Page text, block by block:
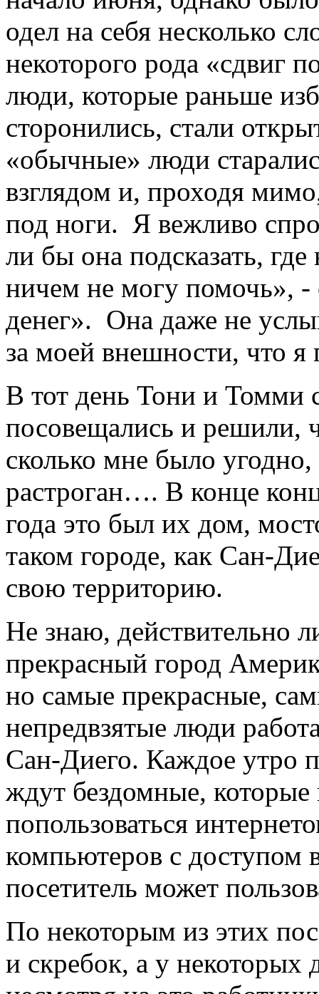
одел на себя несколько
некоторого рода «сдвиг
люди, которые раньше
сторонились, стали
«обычные» люди
взглядом и, проходя
под ноги. Я вежливо
ли бы она подсказать,
ничем не могу помочь», -
денег». Она даже не
за моей внешности, что
В тот день Тони и Томми
посовещались и решили,
сколько мне было
растроган…. В конце
года это был их дом,
таком городе, как Сан-
свою территорию.
Не знаю, действительно
прекрасный город
но самые прекрасные,
непредвзятые люди
Сан-Диего. Каждое утро
ждут бездомные, которые
попользоваться
компьютеров с доступом
посетитель может
По некоторым из этих
и скребок, а у некоторых